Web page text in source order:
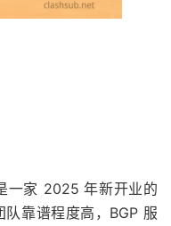
一家 2025 年新开业的
靠谱程度高，BGP 服